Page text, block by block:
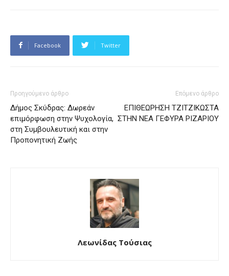
Facebook Twitter
Προηγούμενο άρθρο
Δήμος Σκύδρας: Δωρεάν
επιμόρφωση στην Ψυχολογία,
στη Συμβουλευτική και στην
Προπονητική Ζωής
Επόμενο άρθρο
ΕΠΙΘΕΩΡΗΣΗ ΤΖΙΤΖΙΚΩΣΤΑ
ΣΤΗΝ ΝΕΑ ΓΕΦΥΡΑ ΡΙΖΑΡΙΟΥ
Λεωνίδας Τούσιας